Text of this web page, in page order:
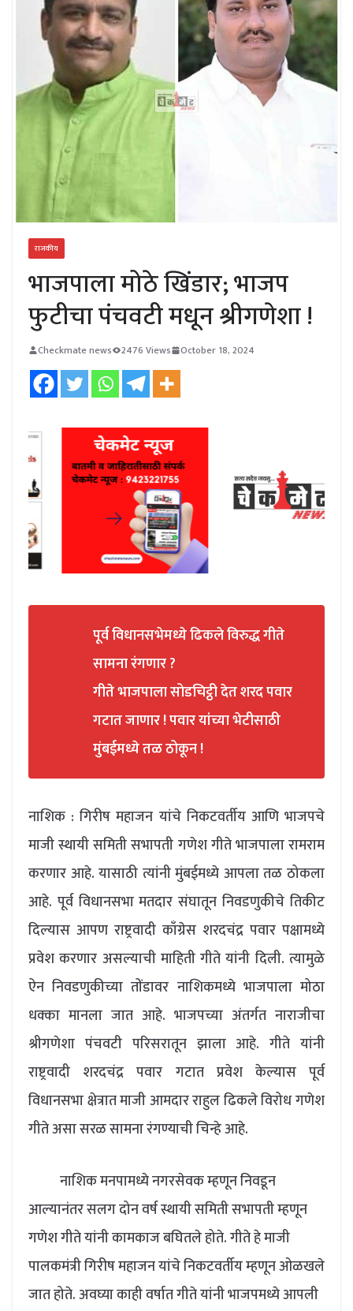
राजकीय
भाजपाला मोठे खिंडार; भाजप
फुटीचा पंचवटी मधून श्रीगणेशा !
Checkmate news 2476 Views October 18, 2024
पूर्व विधानसभेमध्ये ढिकले विरुद्ध गीते
सामना रंगणार ?
गीते भाजपाला सोडचिट्ठी देत शरद पवार
गटात जाणार ! पवार यांच्या भेटीसाठी
मुंबईमध्ये तळ ठोकून !
नाशिक : गिरीष महाजन यांचे निकटवर्तीय आणि भाजपचे
माजी स्थायी समिती सभापती गणेश गीते भाजपाला रामराम
करणार आहे. यासाठी त्यांनी मुंबईमध्ये आपला तळ ठोकला
आहे. पूर्व विधानसभा मतदार संघातून निवडणुकीचे तिकीट
दिल्यास आपण राष्ट्रवादी काँग्रेस शरदचंद्र पवार पक्षामध्ये
प्रवेश करणार असल्याची माहिती गीते यांनी दिली. त्यामुळे
ऐन निवडणुकीच्या तोंडावर नाशिकमध्ये भाजपाला मोठा
धक्का मानला जात आहे. भाजपच्या अंतर्गत नाराजीचा
श्रीगणेशा पंचवटी परिसरातून झाला आहे. गीते यांनी
राष्ट्रवादी शरदचंद्र पवार गटात प्रवेश केल्यास पूर्व
विधानसभा क्षेत्रात माजी आमदार राहुल ढिकले विरोध गणेश
गीते असा सरळ सामना रंगण्याची चिन्हे आहे.
नाशिक मनपामध्ये नगरसेवक म्हणून निवडून
आल्यानंतर सलग दोन वर्ष स्थायी समिती सभापती म्हणून
गणेश गीते यांनी कामकाज बघितले होते. गीते हे माजी
पालकमंत्री गिरीष महाजन यांचे निकटवर्तीय म्हणून ओळखले
जात होते. अवघ्या काही वर्षात गीते यांनी भाजपमध्ये आपली